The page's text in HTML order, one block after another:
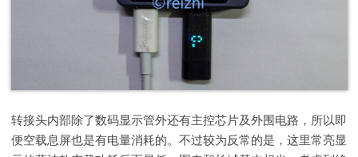
转接头内部除了数码显示管外还有主控芯片及外围电路，所以即
便空载息屏也是有电量消耗的。不过较为反常的是，这里常亮显